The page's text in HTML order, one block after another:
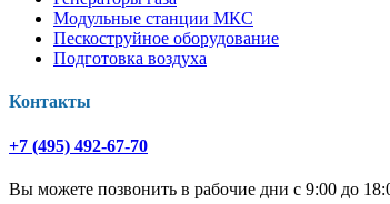
Модульные станции МКС
Пескоструйное оборудование
Подготовка воздуха
Контакты
+7 (495) 492-67-70
Вы можете позвонить в рабочие дни с 9:00 до